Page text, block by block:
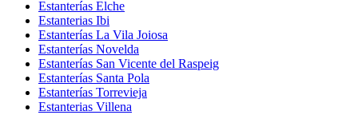
Estanterías Elche
Estanterias Ibi
Estanterías La Vila Joiosa
Estanterías Novelda
Estanterías San Vicente del Raspeig
Estanterías Santa Pola
Estanterías Torrevieja
Estanterias Villena